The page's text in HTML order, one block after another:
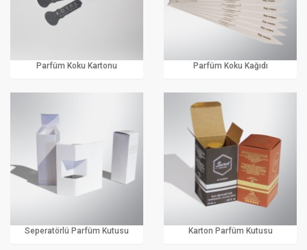
Parfüm Koku Kartonu Parfüm Koku Kağıdı
Seperatörlü Parfüm Kutusu Karton Parfüm Kutusu